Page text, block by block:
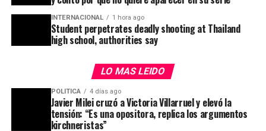
Continuando con la lista, elPeugeot 208 Active 2020se
min.js»);
ADVERTISEMENT
ADVERTISEMENT
INTERNACIONAL 1 hora ago
Student perpetrates deadly shooting at Thailand
high school, authorities say
LO MAS LEIDO
POLITICA 4 días ago
Javier Milei cruzó a Victoria Villarruel y elevó la
tensión: “Es una opositora, replica los argumentos
kirchneristas”